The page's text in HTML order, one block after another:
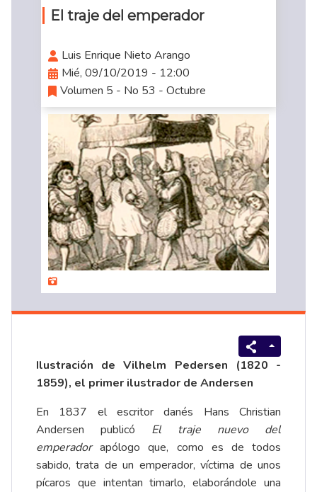
El traje del emperador
Luis Enrique Nieto Arango
Mié, 09/10/2019 - 12:00
Volumen 5 - No 53 - Octubre
Ilustración de Vilhelm Pedersen (1820 -
1859), el primer ilustrador de Andersen
En 1837 el escritor danés Hans Christian
Andersen publicó El traje nuevo del
emperadorapólogo que, como es de todos
sabido, trata de un emperador, víctima de unos
pícaros que intentan timarlo, elaborándole una